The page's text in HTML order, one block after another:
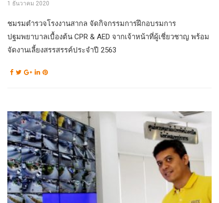
1 ธันวาคม 2020
ชมรมตำรวจโรงงานสากล จัดกิจกรรมการฝึกอบรมการ
ปฐมพยาบาลเบื้องต้น CPR & AED จากเจ้าหน้าที่ผู้เชี่ยวชาญ พร้อม
จัดงานเลี้ยงสรรสรรค์ประจำปี 2563